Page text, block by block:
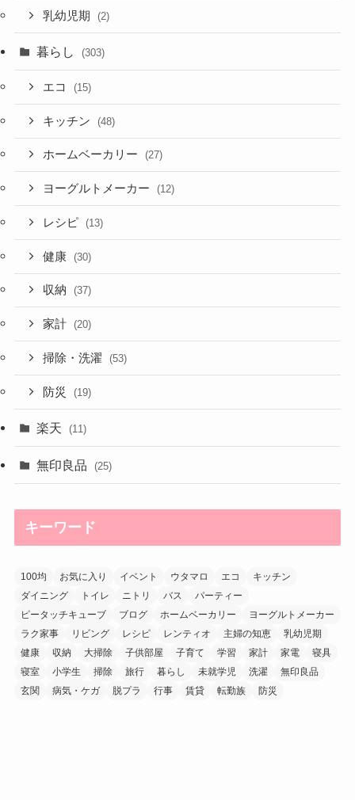
乳幼児期 (2)
暮らし (303)
エコ (15)
キッチン (48)
ホームベーカリー (27)
ヨーグルトメーカー (12)
レシピ (13)
健康 (30)
収納 (37)
家計 (20)
掃除・洗濯 (53)
防災 (19)
楽天 (11)
無印良品 (25)
キーワード
100均 お気に入り イベント ウタマロ エコ
キッチン
ダイニング
トイレ ニトリ バス
パーティー
ピータッチキューブ
ブログ ホームベーカリー
ヨーグルトメーカー
ラク家事
リビング レシピ レンティオ 主婦の知恵
乳幼児期
健康
収納 大掃除 子供部屋 子育て 学習 家計 家電
寝具
寝室
小学生 掃除 旅行 暮らし 未就学児 洗濯
無印良品
玄関
病気・ケガ 脱プラ 行事 賃貸 転勤族 防災